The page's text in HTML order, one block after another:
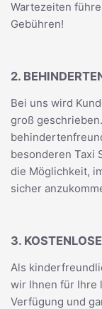
Wartezeiten
Gebühren!
2.
Bei uns wird
groß
besonderen Taxi
die Möglichkeit,
sicher
3.
Als
wir Ihnen für Ihre
Verfügung und